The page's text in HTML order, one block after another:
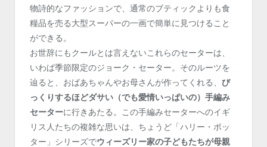
物詩的なファッションで、通常のブティックよりも食
糧品を売る大型スーパーの一画で簡単に見つけること
ができる。
お世辞にもクールとは言えないこれらのセーターは、
いわば季節限定のジョーク・セーター。そのルーツを
辿ると、おばあちゃんやお母さんが作ってくれる、 び
っくりするほどダサい（でも愛情いっぱいの）手編み
セーターに行きあたる。この手編みセーターへのイギ
リス人たちの複雑な思いは、ちょうど「ハリー・ポッ
ター」シリーズでウィーズリー家の子どもたちが母親